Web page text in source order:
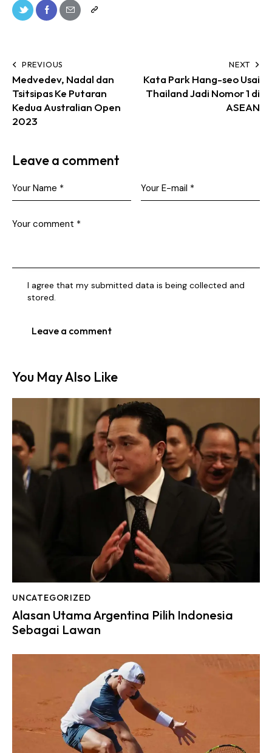
PREVIOUS
Medvedev, Nadal dan
Tsitsipas Ke Putaran
Kedua Australian Open
2023
NEXT
Kata Park Hang-seo Usai
Thailand Jadi Nomor 1 di
ASEAN
Leave a comment
I agree that my submitted data is being collected and
stored.
You May Also Like
UNCATEGORIZED
Alasan Utama Argentina Pilih Indonesia
Sebagai Lawan